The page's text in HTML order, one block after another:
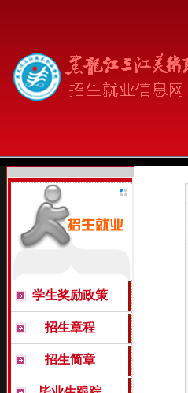
学生奖励政策
招生章程
招生简章